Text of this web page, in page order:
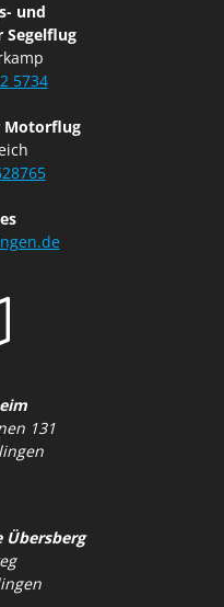
und
Segelflug
5734
Motorflug
131
Übersberg